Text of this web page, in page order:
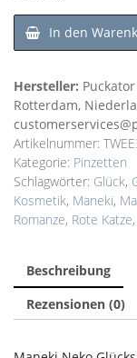
In den
Hersteller:
Rotterdam,
Artikelnummer:
Kategorie: Pinzetten
Schlagwörter: Glück,
Kosmetik, Maneki,
Romanze, Rote Katze,
Beschreibung
Rezensionen (0)